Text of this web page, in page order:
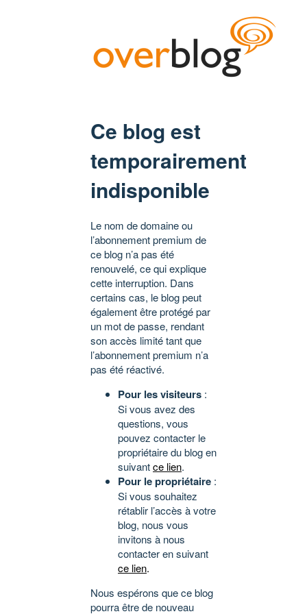
Ce blog est
temporairement
indisponible
Le nom de domaine ou
l’abonnement premium de
ce blog n’a pas été
renouvelé, ce qui explique
cette interruption. Dans
certains cas, le blog peut
également être protégé par
un mot de passe, rendant
son accès limité tant que
l’abonnement premium n’a
pas été réactivé.
Pour les visiteurs :
Si vous avez des
questions, vous
pouvez contacter le
propriétaire du blog en
suivantce lien.
Pour le propriétaire :
Si vous souhaitez
rétablir l’accès à votre
blog, nous vous
invitons à nous
contacter en suivant
ce lien.
Nous espérons que ce blog
pourra être de nouveau